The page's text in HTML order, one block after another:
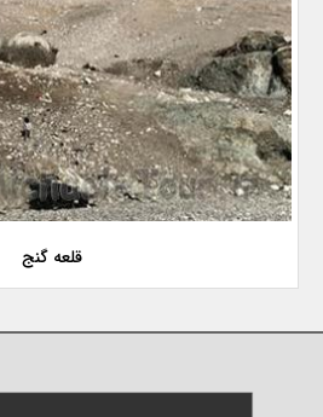
قلعه گنج